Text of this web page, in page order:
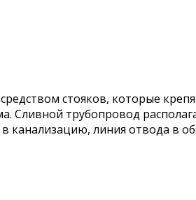
стояков, которые
Сливной трубопровод
линия отвода в